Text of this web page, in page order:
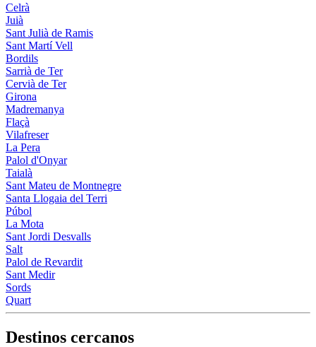
Celrà
Juià
Sant Julià de Ramis
Sant Martí Vell
Bordils
Sarrià de Ter
Cervià de Ter
Girona
Madremanya
Flaçà
Vilafreser
La Pera
Palol d'Onyar
Taialà
Sant Mateu de Montnegre
Santa Llogaia del Terri
Púbol
La Mota
Sant Jordi Desvalls
Salt
Palol de Revardit
Sant Medir
Sords
Quart
Destinos cercanos